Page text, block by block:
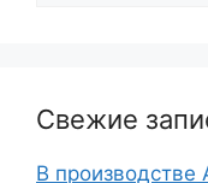
Свежие
В производстве